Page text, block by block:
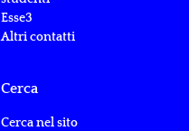
Esse3
Altri contatti
Cerca
Cerca nel sito